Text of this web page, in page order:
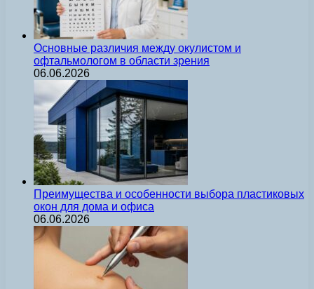
Основные различия между окулистом и
офтальмологом в области зрения
06.06.2026
Преимущества и особенности выбора пластиковых
окон для дома и офиса
06.06.2026